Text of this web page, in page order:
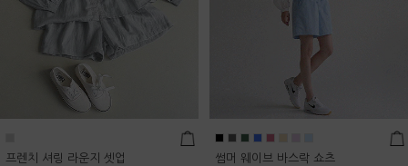
프렌치 셔링 라운지 셋업 썸머 웨이브 바스락 쇼츠